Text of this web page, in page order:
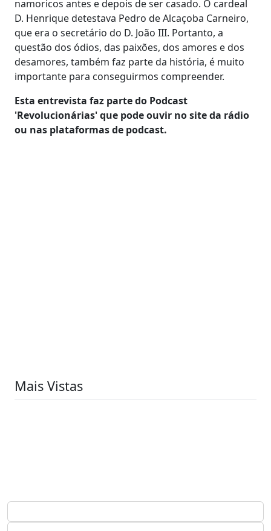
namoricos antes e depois de ser casado. O cardeal
D. Henrique detestava Pedro de Alcaçoba Carneiro,
que era o secretário do D. João III. Portanto, a
questão dos ódios, das paixões, dos amores e dos
desamores, também faz parte da história, é muito
importante para conseguirmos compreender.
Esta entrevista faz parte do Podcast
'Revolucionárias' que pode ouvir no site da rádio
ou nas plataformas de podcast.
Mais Vistas